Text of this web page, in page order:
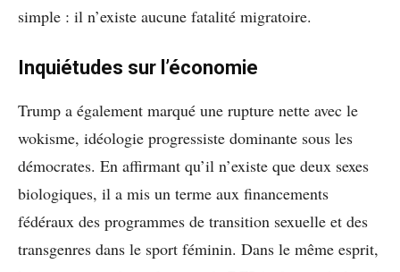
simple : il n’existe aucune fatalité migratoire.
Inquiétudes sur l’économie
Trump a également marqué une rupture nette avec le
wokisme, idéologie progressiste dominante sous les
démocrates. En affirmant qu’il n’existe que deux sexes
biologiques, il a mis un terme aux financements
fédéraux des programmes de transition sexuelle et des
transgenres dans le sport féminin. Dans le même esprit,